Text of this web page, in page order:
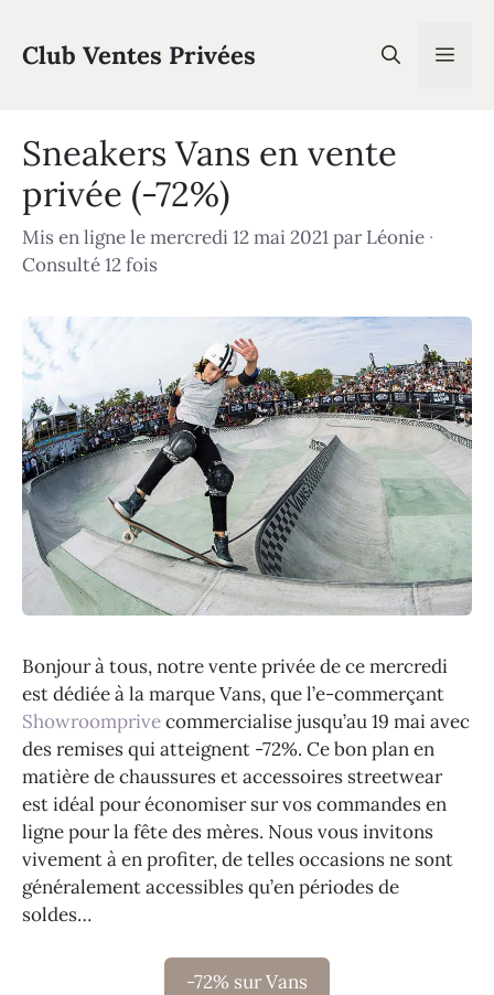
contenu
Club Ventes Privées
Sneakers Vans en vente
privée (-72%)
Mis en ligne le mercredi 12 mai 2021parLéonie ·
Consulté 12 fois
Bonjour à tous, notre vente privée de ce mercredi
est dédiée à la marque Vans, que l’e-commerçant
Showroomprivecommercialise jusqu’au 19 mai avec
des remises qui atteignent -72%. Ce bon plan en
matière de chaussures et accessoires streetwear
est idéal pour économiser sur vos commandes en
ligne pour la fête des mères. Nous vous invitons
vivement à en profiter, de telles occasions ne sont
généralement accessibles qu’en périodes de
soldes…
-72% sur Vans